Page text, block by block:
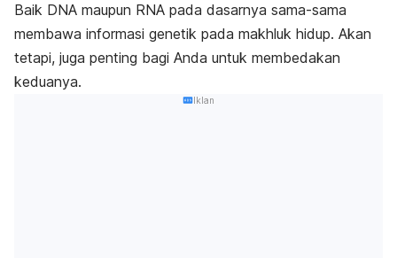
Baik DNA maupun RNA pada dasarnya sama-sama
membawa informasi genetik pada makhluk hidup. Akan
tetapi, juga penting bagi Anda untuk membedakan
keduanya.
Iklan